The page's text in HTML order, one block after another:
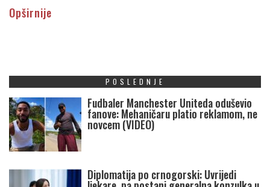
Opširnije
POSLEDNJE
Fudbaler Manchester Uniteda oduševio
fanove: Mehaničaru platio reklamom, ne
novcem (VIDEO)
Diplomatija po crnogorski: Uvrijedi